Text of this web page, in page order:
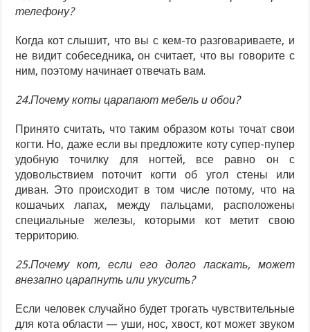
телефону?
Когда кот слышит, что вы с кем-то разговариваете, и
не видит собеседника, он считает, что вы говорите с
ним, поэтому начинает отвечать вам.
24.Почему коты царапают мебель и обои?
Принято считать, что таким образом коты точат свои
когти. Но, даже если вы предложите коту супер-пупер
удобную точилку для ногтей, все равно он с
удовольствием поточит когти об угол стены или
диван. Это происходит в том числе потому, что на
кошачьих лапах, между пальцами, расположены
специальные железы, которыми кот метит свою
территорию.
25.Почему кот, если его долго ласкать, может
внезапно царапнуть или укусить?
Если человек случайно будет трогать чувствительные
для кота области — уши, нос, хвост, кот может звуком